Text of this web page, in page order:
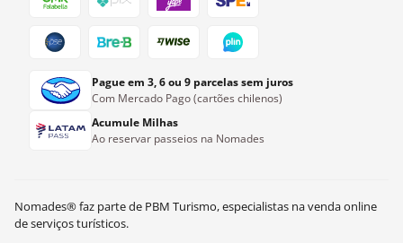
CLP$483.000 Ver disponibilidade
Pague em 3, 6 ou 9 parcelas sem juros
Com Mercado Pago (cartões chilenos)
Acumule Milhas
Ao reservar passeios na Nomades
Nomades® faz parte de PBM Turismo, especialistas na venda online
de serviços turísticos.